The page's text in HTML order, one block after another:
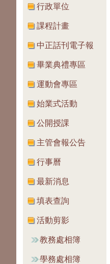
行政單位
課程計畫
中正話刊電子報
畢業典禮專區
運動會專區
始業式活動
公開授課
主管會報公告
行事曆
最新消息
填表查詢
活動剪影
教務處相簿
學務處相簿